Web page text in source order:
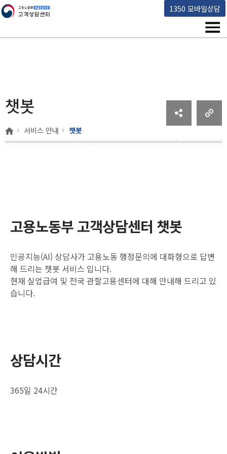
1350 모바일상담
고용노동부 책임운영기관 고객상담센터
메
챗봇
홈 서비스 안내 챗봇
고용노동부 고객상담센터 챗봇
인공지능(AI) 상담사가 고용노동 행정문의에 대화형으로 답변
해 드리는 챗봇 서비스 입니다.
현재 실업급여 및 전국 관할고용센터에 대해 안내해 드리고 있
습니다.
상담시간
365일 24시간